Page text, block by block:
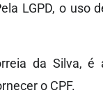
LGPD, o uso
da Silva,
o CPF.